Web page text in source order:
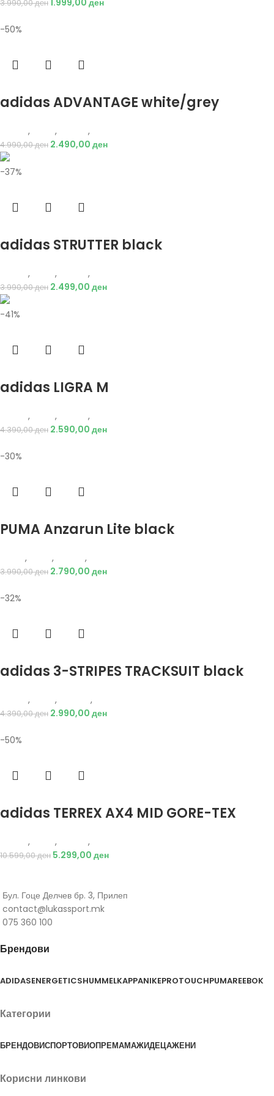
3.990,00ден
-50%
adidas ADVANTAGE white/grey
, , ,
4.990,00ден 2.490,00 ден
-37%
adidas STRUTTER black
, , ,
3.990,00ден 2.499,00 ден
-41%
adidas LIGRA M
, , ,
4.390,00ден 2.590,00 ден
-30%
PUMA Anzarun Lite black
, , ,
3.990,00ден 2.790,00 ден
-32%
adidas 3-STRIPES TRACKSUIT black
, , ,
4.390,00ден 2.990,00 ден
-50%
adidas TERREX AX4 MID GORE-TEX
, , ,
10.599,00ден 5.299,00 ден
Бул. Гоце Делчев бр. 3, Прилеп
contact@lukassport.mk
075 360 100
Брендови
ADIDASENERGETICSHUMMELKAPPANIKEPROTOUCHPUMAREEBOK
Категории
БРЕНДОВИСПОРТОВИОПРЕМАМАЖИДЕЦАЖЕНИ
Корисни линкови